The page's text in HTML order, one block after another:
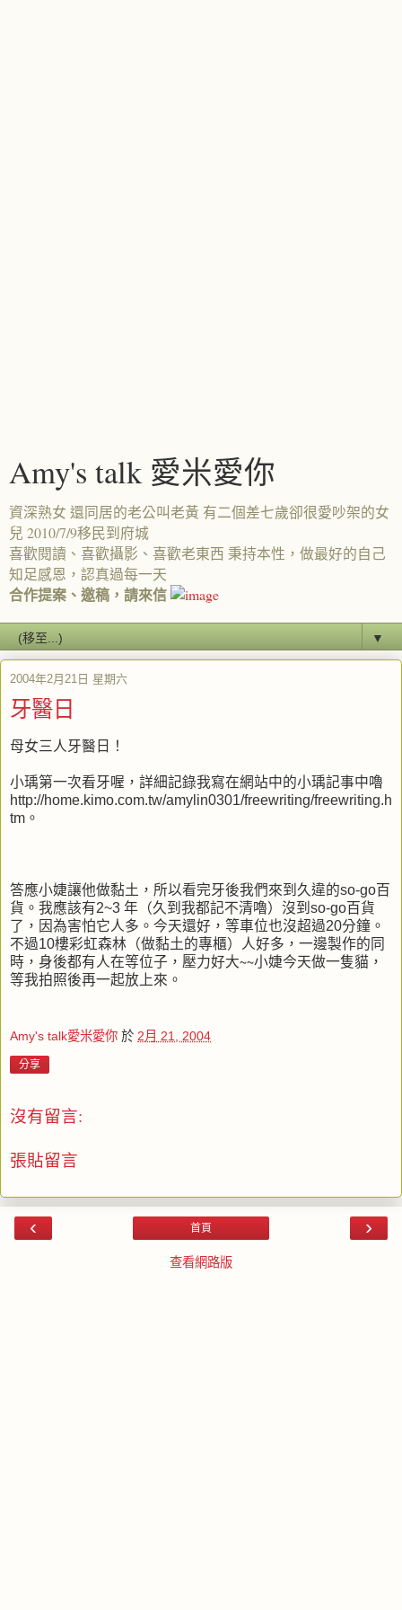
Amy's talk 愛米愛你
資深熟女 還同居的老公叫老黃 有二個差七歲卻很愛吵架的女
兒 2010/7/9移民到府城
喜歡閱讀、喜歡攝影、喜歡老東西 秉持本性，做最好的自己
知足感恩，認真過每一天
合作提案、邀稿，請來信
▼
2004年2月21日 星期六
牙醫日
母女三人牙醫日！
小瑀第一次看牙喔，詳細記錄我寫在網站中的小瑀記事中嚕
http://home.kimo.com.tw/amylin0301/freewriting/freewriting.h
tm。
答應小婕讓他做黏土，所以看完牙後我們來到久違的so-go百
貨。我應該有2~3 年（久到我都記不清嚕）沒到so-go百貨
了，因為害怕它人多。今天還好，等車位也沒超過20分鐘。
不過10樓彩虹森林（做黏土的專櫃）人好多，一邊製作的同
時，身後都有人在等位子，壓力好大∼∼小婕今天做一隻貓，
等我拍照後再一起放上來。
Amy's talk愛米愛你 於 2月 21, 2004
分享
沒有留言:
張貼留言
‹ ›
首頁
查看網路版